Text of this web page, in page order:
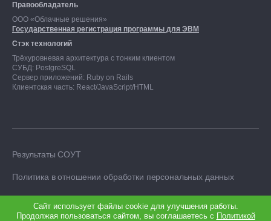
Правообладатель
ООО «Облачные решения»
Государственная регистрация программы для ЭВМ
Стэк технологий
Трёхуровневая архитектура с тонким клиентом
СУБД: PostgreSQL
Сервер приложений: Ruby on Rails
Клиентская часть: React/JavaScript/HTML
Результаты СОУТ
Политика в отношении обработки персональных данных
Сайт использует файлы cookie для улучшения работы.
Продолжая пользоваться сайтом, вы соглашаетесь с Политикой